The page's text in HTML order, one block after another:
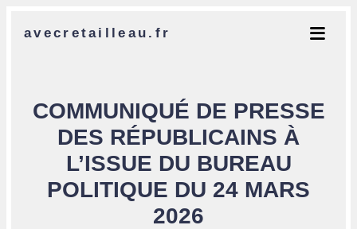
avecretailleau.fr
COMMUNIQUÉ DE PRESSE
DES RÉPUBLICAINS À
L’ISSUE DU BUREAU
POLITIQUE DU 24 MARS
2026